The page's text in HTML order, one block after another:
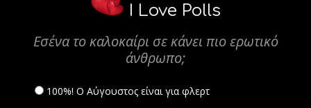
I Love Polls
Εσένα το καλοκαίρι σε κάνει πιο ερωτικό
άνθρωπο;
100%! Ο Αύγουστος είναι για φλερτ